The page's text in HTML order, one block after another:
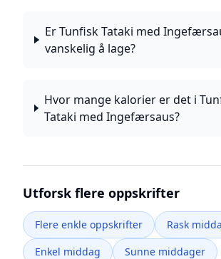
Er Tunfisk Tataki med
vanskelig å lage?
Hvor mange kalorier er det i
Tataki med Ingefærsaus?
Utforsk flere oppskrifter
Flere enkle oppskrifter
Rask
Enkel middag
Sunne middager